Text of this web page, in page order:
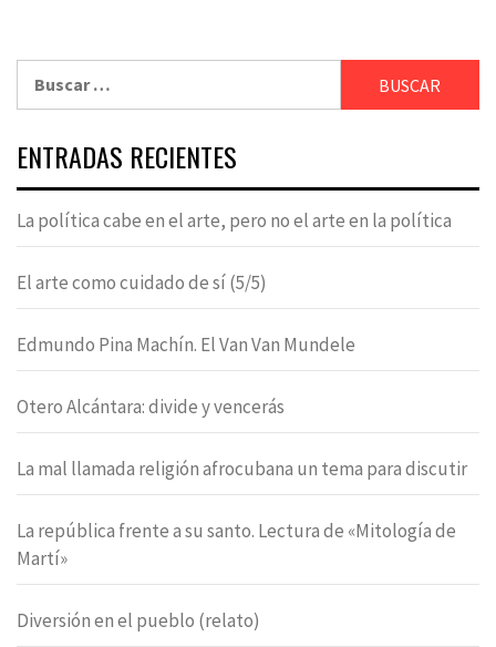
ENTRADAS RECIENTES
La política cabe en el arte, pero no el arte en la política
El arte como cuidado de sí (5/5)
Edmundo Pina Machín. El Van Van Mundele
Otero Alcántara: divide y vencerás
La mal llamada religión afrocubana un tema para discutir
La república frente a su santo. Lectura de «Mitología de
Martí»
Diversión en el pueblo (relato)